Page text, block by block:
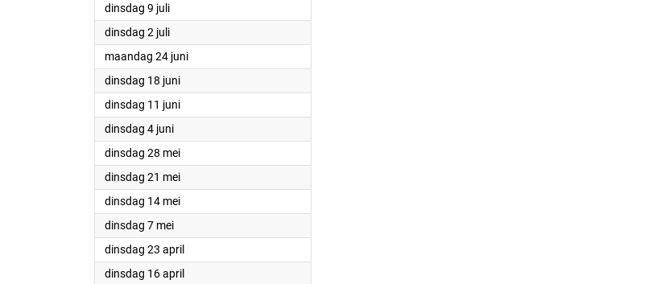
dinsdag 9 juli2024
dinsdag 2 juli2024
maandag 24 juni2024
dinsdag 18 juni2024
dinsdag 11 juni2024
dinsdag 4 juni2024
dinsdag 28 mei2024
dinsdag 21 mei2024
dinsdag 14 mei2024
dinsdag 7 mei2024
dinsdag 23 april2024
dinsdag 16 april2024